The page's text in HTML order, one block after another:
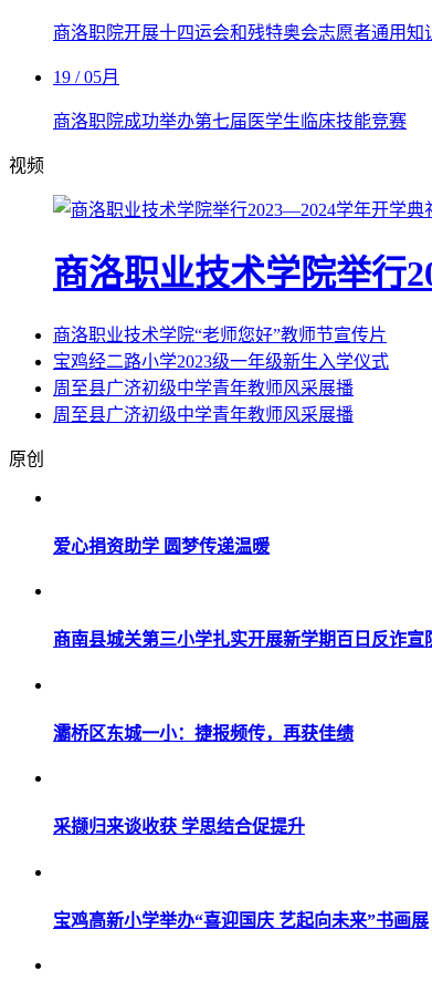
商洛职院开展十四运会和残特奥会志愿者通用知
19 / 05月
商洛职院成功举办第七届医学生临床技能竞赛
视频
商洛职业技术学院举行
商洛职业技术学院“老师您好”教师节宣传片
宝鸡经二路小学2023级一年级新生入学仪式
周至县广济初级中学青年教师风采展播
周至县广济初级中学青年教师风采展播
原创
爱心捐资助学 圆梦传递温暖
商南县城关第三小学扎实开展新学期百日反诈宣
灞桥区东城一小：捷报频传，再获佳绩
采撷归来谈收获 学思结合促提升
宝鸡高新小学举办“喜迎国庆 艺起向未来”书画展